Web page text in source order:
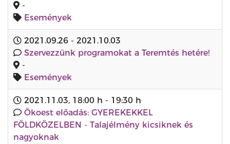
-
Események
2021.09.26 - 2021.10.03
Szervezzünk programokat a Teremtés hetére!
-
Események
2021.11.03, 18:00 h - 19:30 h
Ökoest előadás: GYEREKEKKEL
FÖLDKÖZELBEN - Talajélmény kicsiknek és
nagyoknak